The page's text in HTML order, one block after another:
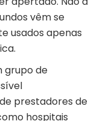
vêm se
usados apenas
grupo de
prestadores de
hospitais